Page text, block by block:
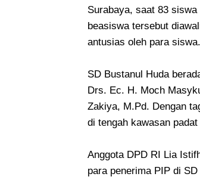
Surabaya, saat 83
beasiswa tersebut
antusias oleh para siswa.
SD Bustanul Huda
Drs. Ec. H. Moch
Zakiya, M.Pd. Dengan
di tengah kawasan
Anggota DPD RI Lia
para penerima PIP di